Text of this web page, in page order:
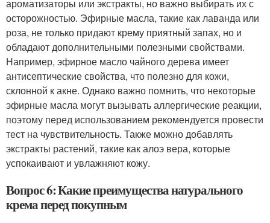
ароматизаторы или экстракты, но важно выбирать их с
осторожностью. Эфирные масла, такие как лаванда или
роза, не только придают крему приятный запах, но и
обладают дополнительными полезными свойствами.
Например, эфирное масло чайного дерева имеет
антисептические свойства, что полезно для кожи,
склонной к акне. Однако важно помнить, что некоторые
эфирные масла могут вызывать аллергические реакции,
поэтому перед использованием рекомендуется провести
тест на чувствительность. Также можно добавлять
экстракты растений, такие как алоэ вера, которые
успокаивают и увлажняют кожу.
Вопрос 6: Какие преимущества натурального
крема перед покупным